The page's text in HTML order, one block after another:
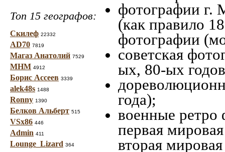
Топ 15 географов:
Скилеф 22332
AD70 7819
Магаз Анатолий 7529
МНМ 4912
Борис Ассеев 3339
alek48s 1488
Ronny 1390
Белков Альберт 515
VSx86 446
Admin 411
Lounge_Lizard 364
фотографии г.
(как правило
фотографии
советская
ых, 80-ых
года);
военные ретро
первая
вторая